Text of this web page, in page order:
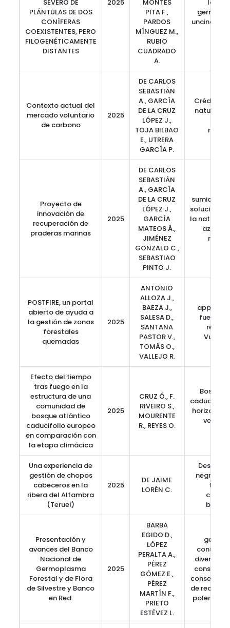
SEVERO DE
PLÁNTULAS DE DOS
CONÍFERAS
COEXISTENTES, PERO
FILOGENÉTICAMENTE
DISTANTES
2025
MONTES
PITA F.,
PARDOS
MÍNGUEZ M.,
RUBIO
CUADRADO
A.
los
uncinata,
Contexto actual del
mercado voluntario
de carbono
2025
DE CARLOS
SEBASTIÁN
A., GARCÍA
DE LA CRUZ
LÓPEZ J.,
TOJA BILBAO
E., UTRERA
GARCÍA P.
Créditos,
Proyecto de
innovación de
recuperación de
praderas marinas
2025
DE CARLOS
SEBASTIÁN
A., GARCÍA
DE LA CRUZ
LÓPEZ J.,
GARCÍA
MATEOS Á.,
JIMÉNEZ
GONZALO C.,
SEBASTIAO
PINTO J.
sumidero
soluciones
la
azul,
POSTFIRE, un portal
abierto de ayuda a
la gestión de zonas
forestales
quemadas
2025
ANTONIO
ALLOZA J.,
BAEZA J.,
SALESA D.,
SANTANA
PASTOR V.,
TOMÁS O.,
VALLEJO R.
app,
fuego,
Efecto del tiempo
tras fuego en la
estructura de una
comunidad de
bosque atlántico
caducifolio europeo
en comparación con
la etapa climácica
2025
CRUZ Ó., F.
RIVEIRO S.,
MOURENTE
R., REYES O.
Bosque
Una experiencia de
gestión de chopos
cabeceros en la
ribera del Alfambra
(Teruel)
2025
DE JAIME
LORÉN C.
negro,
Presentación y
avances del Banco
Nacional de
Germoplasma
Forestal y de Flora
de Silvestre y Banco
en Red.
2025
BARBA
EGIDO D.,
LÓPEZ
PERALTA A.,
PÉREZ
GÓMEZ E.,
PÉREZ
MARTÍN F.,
PRIETO
ESTÉVEZ L.
de
polen,